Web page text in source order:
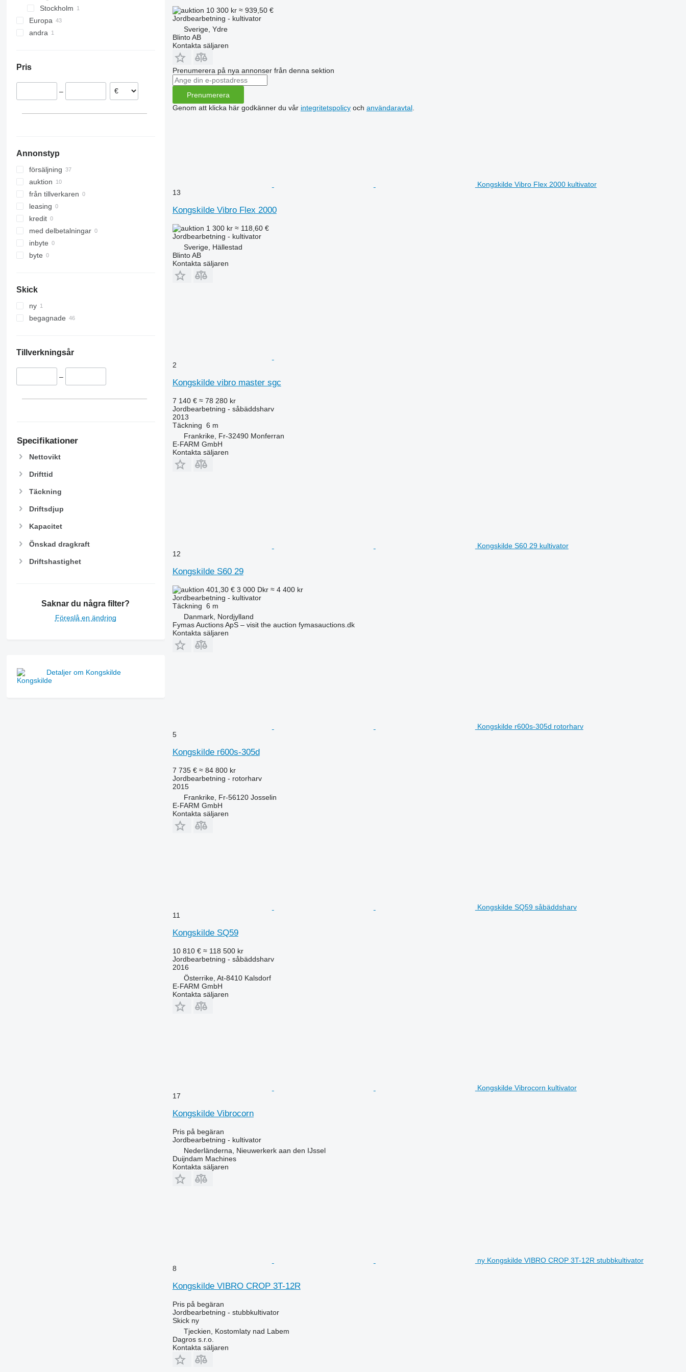
Tbes
Vari-Master
RN
RS
RX
Korund
Kristall
Opal
VariOpal
VariTansanit
Jolly
L-series
Presto
Sturmvogel
Super-Albatros
Supertaube
Stockholm
Europa
Tyskland
Frankrike
Norge
andra
Pris
–
Annonstyp
försäljning
auktion
från tillverkaren
leasing
kredit
med delbetalningar
inbyte
byte
Skick
ny
begagnade
Tillverkningsår
–
Specifikationer
Nettovikt
Drifttid
Täckning
Driftsdjup
Kapacitet
Önskad dragkraft
Driftshastighet
Saknar du några filter?
Föreslå en ändring
Detaljer om Kongskilde
10 300 kr ≈ 939,50 €
Jordbearbetning - kultivator
Sverige, Ydre
Blinto AB
Kontakta säljaren
Prenumerera på nya annonser från denna sektion
Prenumerera
Genom att klicka här godkänner du vår integritetspolicyoch användaravtal.
Kongskilde Vibro Flex 2000 kultivator
13
Kongskilde Vibro Flex 2000
1 300 kr ≈ 118,60 €
Jordbearbetning - kultivator
Sverige, Hällestad
Blinto AB
Kontakta säljaren
2
Kongskilde vibro master sgc
7 140 € ≈ 78 280 kr
Jordbearbetning - såbäddsharv
2013
Täckning 6 m
Frankrike, Fr-32490 Monferran
E-FARM GmbH
Kontakta säljaren
Kongskilde S60 29 kultivator
12
Kongskilde S60 29
401,30 € 3 000 Dkr ≈ 4 400 kr
Jordbearbetning - kultivator
Täckning 6 m
Danmark, Nordjylland
Fymas Auctions ApS – visit the auction fymasauctions.dk
Kontakta säljaren
Kongskilde r600s-305d rotorharv
5
Kongskilde r600s-305d
7 735 € ≈ 84 800 kr
Jordbearbetning - rotorharv
2015
Frankrike, Fr-56120 Josselin
E-FARM GmbH
Kontakta säljaren
Kongskilde SQ59 såbäddsharv
11
Kongskilde SQ59
10 810 € ≈ 118 500 kr
Jordbearbetning - såbäddsharv
2016
Österrike, At-8410 Kalsdorf
E-FARM GmbH
Kontakta säljaren
Kongskilde Vibrocorn kultivator
17
Kongskilde Vibrocorn
Pris på begäran
Jordbearbetning - kultivator
Nederländerna, Nieuwerkerk aan den IJssel
Duijndam Machines
Kontakta säljaren
ny Kongskilde VIBRO CROP 3T-12R stubbkultivator
8
Kongskilde VIBRO CROP 3T-12R
Pris på begäran
Jordbearbetning - stubbkultivator
Skickny
Tjeckien, Kostomlaty nad Labem
Dagros s.r.o.
Kontakta säljaren